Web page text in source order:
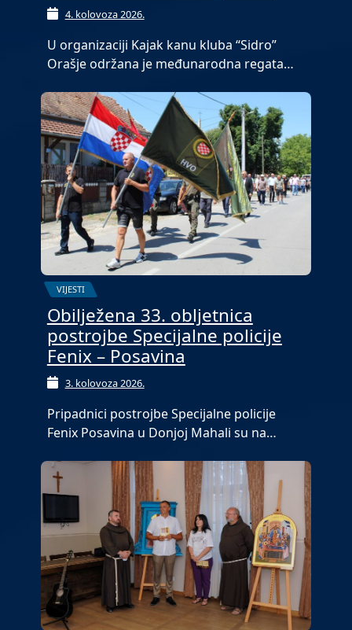
4. kolovoza 2026.
U organizaciji Kajak kanu kluba “Sidro”
Orašje održana je međunarodna regata…
VIJESTI
Obilježena 33. obljetnica
postrojbe Specijalne policije
Fenix – Posavina
3. kolovoza 2026.
Pripadnici postrojbe Specijalne policije
Fenix Posavina u Donjoj Mahali su na…